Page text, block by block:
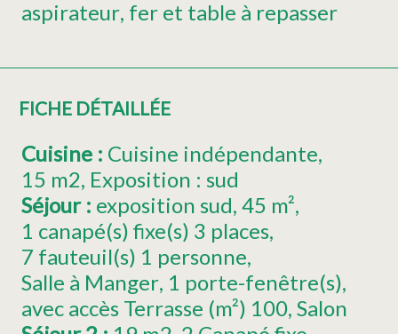
aspirateur fer et table à repasser
FICHE DÉTAILLÉE
Cuisine : Cuisine indépendante
15 m2 Exposition : sud
Séjour : exposition sud 45 m²
1 canapé(s) fixe(s) 3 places
7 fauteuil(s) 1 personne
Salle à Manger 1 porte-fenêtre(s)
avec accès Terrasse (m²) 100 Salon